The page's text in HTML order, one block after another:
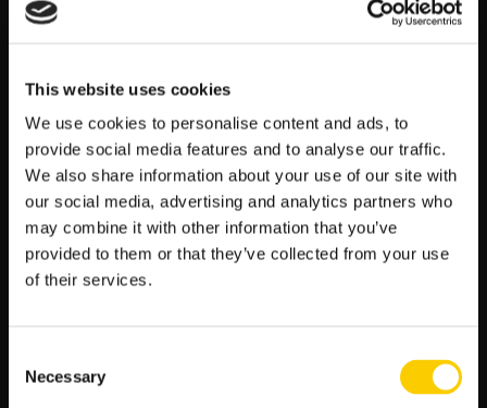
This website uses cookies
We use cookies to personalise content and ads, to
provide social media features and to analyse our traffic.
We also share information about your use of our site with
our social media, advertising and analytics partners who
may combine it with other information that you’ve
provided to them or that they’ve collected from your use
of their services.
Selection
Necessary
zespoły zmierzą się na początku stycznia w Arabii Saudyjskiej
La Ligi 2024/2025:
3 grudnia 2024 r. |Mallorca – FC Barcelona 1:5
(awansem)
4 grudnia 2024 r. |Athletic Bilbao – Real Madryt 2:1
(awansem)
10 stycznia 2025 r. (piątek), godz. 21.00 | Rayo Vallecano
11 stycznia 2025 r. (sobota),godz. 14.00 |Deportivo
Alaves – Girona CF
Espanyol
Barcelona – CD Leganes